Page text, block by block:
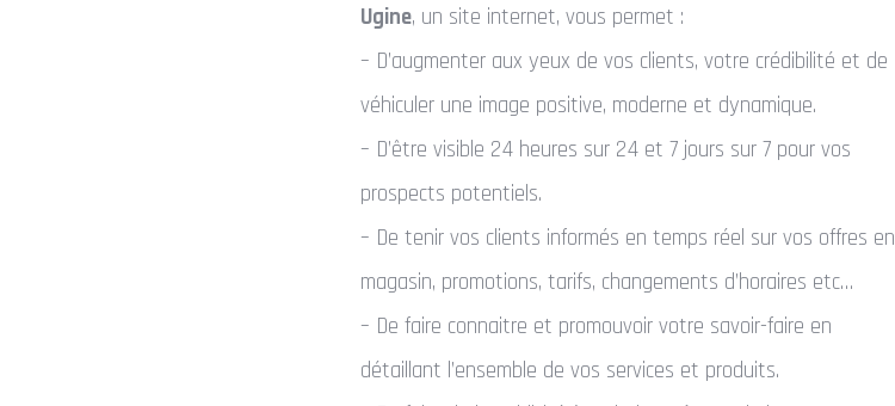
Ugine, un site internet, vous permet :
– D’augmenter aux yeux de vos clients, votre crédibilité et de
véhiculer une image positive, moderne et dynamique.
– D’être visible 24 heures sur 24 et 7 jours sur 7 pour vos
prospects potentiels.
– De tenir vos clients informés en temps réel sur vos offres en
magasin, promotions, tarifs, changements d’horaires etc…
– De faire connaitre et promouvoir votre savoir-faire en
détaillant l’ensemble de vos services et produits.